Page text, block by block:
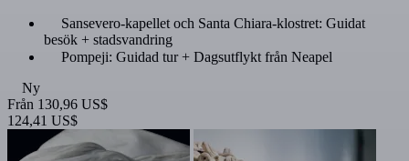
Sansevero-kapellet och Santa Chiara-klostret: Guidat
besök + stadsvandring
Pompeji: Guidad tur + Dagsutflykt från Neapel
Ny
Från 130,96 US$
124,41 US$